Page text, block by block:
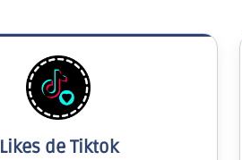
Likes de Tiktok